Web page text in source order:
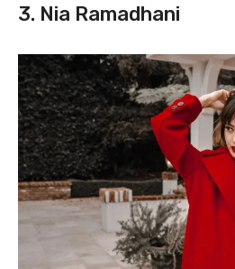
3. Nia Ramadhani